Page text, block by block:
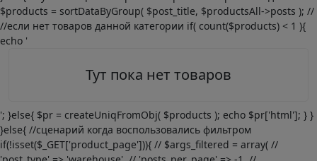
$products = sortDataByGroup( $post_title, $productsAll->posts ); //
//если нет товаров данной категории if( count($products) < 1 ){
echo '
Тут пока нет товаров
'; }else{ $pr = createUniqFromObj( $products ); echo $pr['html']; } }
}else{ //сценарий когда воспользовались фильтром
if(!isset($_GET['product_page'])){ // $args_filtered = array( //